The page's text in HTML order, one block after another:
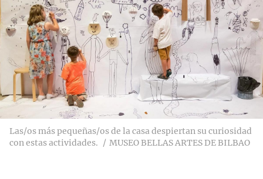
Las/os más pequeñas/os de la casa despiertan su curiosidad
con estas actividades.
MUSEO BELLAS ARTES DE BILBAO